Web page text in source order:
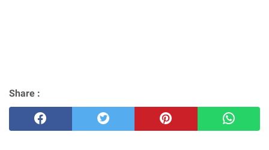
Share :